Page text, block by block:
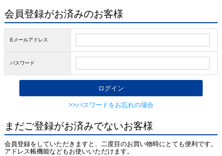
会員登録がお済みのお客様
Eメールアドレス
パスワード
>>パスワードをお忘れの場合
まだご登録がお済みでないお客様
会員登録をしていただきますと、二度目のお買い物時にとても便利です。
アドレス帳機能などもお使いいただけます。